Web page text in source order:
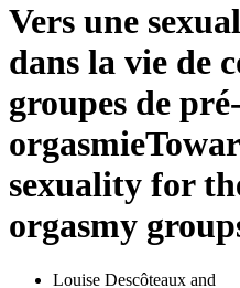
Vers une
dans la vie de
groupes de pré-
orgasmie
sexuality for
orgasmy
Louise Descôteaux and